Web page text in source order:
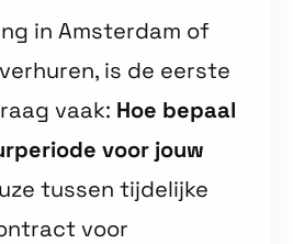
in Amsterdam of
is de eerste
vaak: Hoe bepaal
voor jouw
tussen tijdelijke
voor